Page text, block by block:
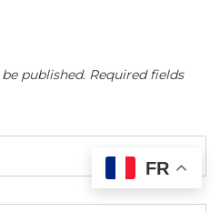
published. Required fields
FR